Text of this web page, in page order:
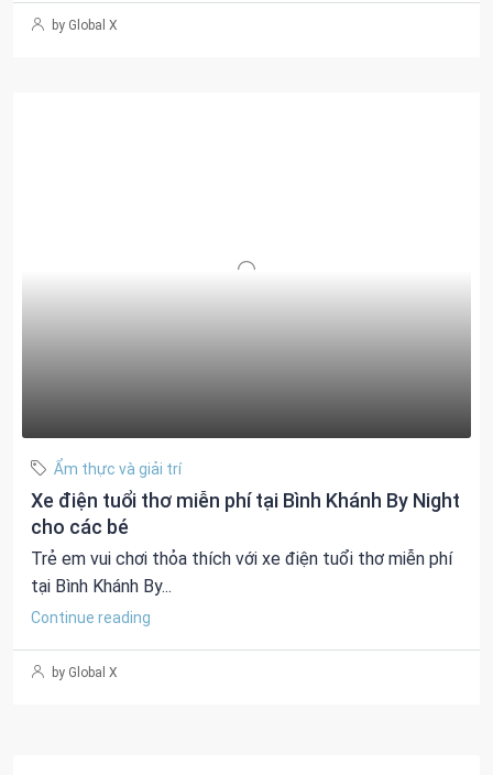
by Global X
Ẩm thực và giải trí
Xe điện tuổi thơ miễn phí tại Bình Khánh By Night
cho các bé
Trẻ em vui chơi thỏa thích với xe điện tuổi thơ miễn phí
tại Bình Khánh By...
Continue reading
by Global X